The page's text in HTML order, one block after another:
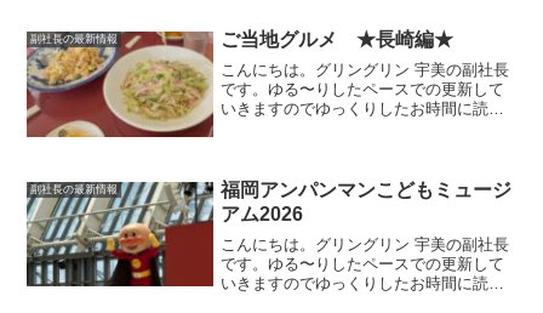
副社長の最新情報 ご当地グルメ ★長崎編★
こんにちは。グリングリン 宇美の副社長
です。ゆる〜りしたペースでの更新して
いきますのでゆっくりしたお時間に読ん
いう福壽（ふくじゅ）さ...
副社長の最新情報
福岡アンパンマンこどもミュージ
アム2026
こんにちは。グリングリン 宇美の副社長
です。ゆる〜りしたペースでの更新して
いきますのでゆっくりしたお時間に読ん